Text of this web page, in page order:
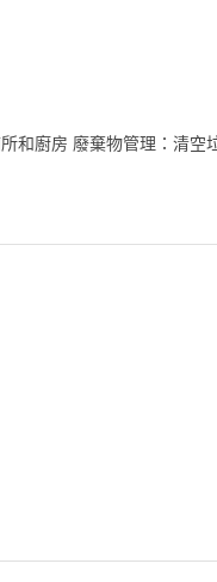
和廚房 廢棄物管理：清空